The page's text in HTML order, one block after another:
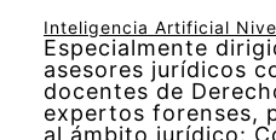
Inteligencia Artificial
Especialmente
asesores jurídicos
docentes de
expertos forenses,
al ámbito jurídico: